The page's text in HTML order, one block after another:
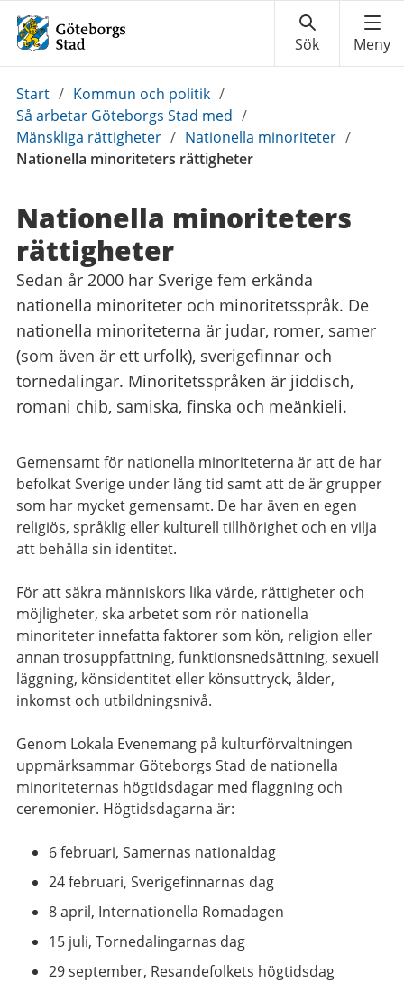
Du
är
här:
Start / Kommun och politik /
Så arbetar Göteborgs Stad med /
Mänskliga rättigheter / Nationella minoriteter /
Nationella minoriteters rättigheter
Nationella minoriteters
rättigheter
Sedan år 2000 har Sverige fem erkända
nationella minoriteter och minoritetsspråk. De
nationella minoriteterna är judar, romer, samer
(som även är ett urfolk), sverigefinnar och
tornedalingar. Minoritetsspråken är jiddisch,
romani chib, samiska, finska och meänkieli.
Gemensamt för nationella minoriteterna är att de har
befolkat Sverige under lång tid samt att de är grupper
som har mycket gemensamt. De har även en egen
religiös, språklig eller kulturell tillhörighet och en vilja
att behålla sin identitet.
För att säkra människors lika värde, rättigheter och
möjligheter, ska arbetet som rör nationella
minoriteter innefatta faktorer som kön, religion eller
annan trosuppfattning, funktionsnedsättning, sexuell
läggning, könsidentitet eller könsuttryck, ålder,
inkomst och utbildningsnivå.
Genom Lokala Evenemang på kulturförvaltningen
uppmärksammar Göteborgs Stad de nationella
minoriteternas högtidsdagar med flaggning och
ceremonier. Högtidsdagarna är:
6 februari, Samernas nationaldag
24 februari, Sverigefinnarnas dag
8 april, Internationella Romadagen
15 juli, Tornedalingarnas dag
29 september, Resandefolkets högtidsdag